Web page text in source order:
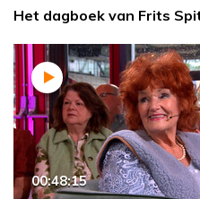
Het dagboek van Frits
00:48:15